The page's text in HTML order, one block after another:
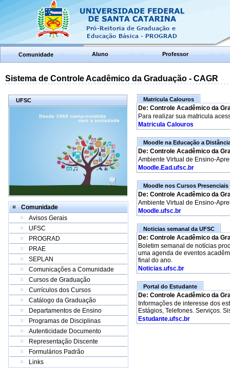
Comunidade Aluno Professor
Sistema de Controle Acadêmico da Graduação - CAGR
UFSC
Comunidade
Avisos Gerais
UFSC
PROGRAD
PRAE
SEPLAN
Comunicações a Comunidade
Cursos de Graduação
Currículos dos Cursos
Catálogo da Graduação
Departamentos de Ensino
Programas de Disciplinas
Autenticidade Documento
Representação Discente
Formulários Padrão
Links
Matricula Calouros
De: Controle Acadêmico da
Para realizar sua matricula
Matricula Calouros
Moodle na Educação a
De: Controle Acadêmico da
Ambiente Virtual de Ensino-
Moodle.Ead.ufsc.br
Moodle nos Cursos Presenciais
De: Controle Acadêmico da
Ambiente Virtual de Ensino-
Moodle.ufsc.br
Noticias semanal da UFSC
De: Controle Acadêmico da
Boletim semanal de notícias
uma agenda de eventos
final do ano.
Noticias.ufsc.br
Portal do Estudante
De: Controle Acadêmico da
Informações de interesse dos
Estágios, Telefones. Serviços.
Estudante.ufsc.br